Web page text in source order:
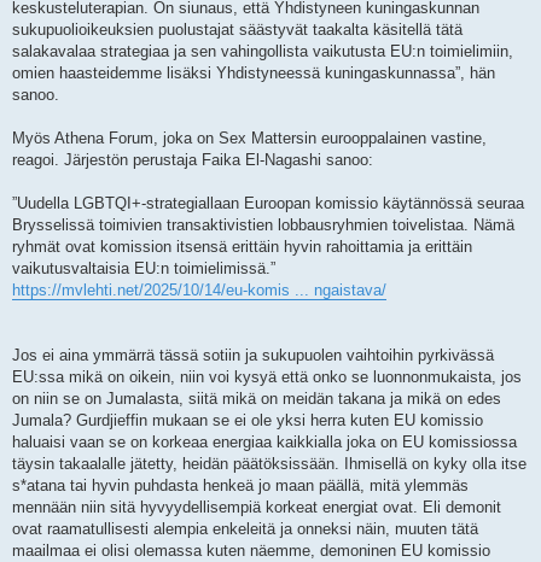
keskusteluterapian. On siunaus, että Yhdistyneen kuningaskunnan
sukupuolioikeuksien puolustajat säästyvät taakalta käsitellä tätä
salakavalaa strategiaa ja sen vahingollista vaikutusta EU:n toimielimiin,
omien haasteidemme lisäksi Yhdistyneessä kuningaskunnassa”, hän
sanoo.
Myös Athena Forum, joka on Sex Mattersin eurooppalainen vastine,
reagoi. Järjestön perustaja Faika El-Nagashi sanoo:
”Uudella LGBTQI+-strategiallaan Euroopan komissio käytännössä seuraa
Brysselissä toimivien transaktivistien lobbausryhmien toivelistaa. Nämä
ryhmät ovat komission itsensä erittäin hyvin rahoittamia ja erittäin
vaikutusvaltaisia ​​EU:n toimielimissä.”
https://mvlehti.net/2025/10/14/eu-komis ... ngaistava/
Jos ei aina ymmärrä tässä sotiin ja sukupuolen vaihtoihin pyrkivässä
EU:ssa mikä on oikein, niin voi kysyä että onko se luonnonmukaista, jos
on niin se on Jumalasta, siitä mikä on meidän takana ja mikä on edes
Jumala? Gurdjieffin mukaan se ei ole yksi herra kuten EU komissio
haluaisi vaan se on korkeaa energiaa kaikkialla joka on EU komissiossa
täysin takaalalle jätetty, heidän päätöksissään. Ihmisellä on kyky olla itse
s*atana tai hyvin puhdasta henkeä jo maan päällä, mitä ylemmäs
mennään niin sitä hyvyydellisempiä korkeat energiat ovat. Eli demonit
ovat raamatullisesti alempia enkeleitä ja onneksi näin, muuten tätä
maailmaa ei olisi olemassa kuten näemme, demoninen EU komissio